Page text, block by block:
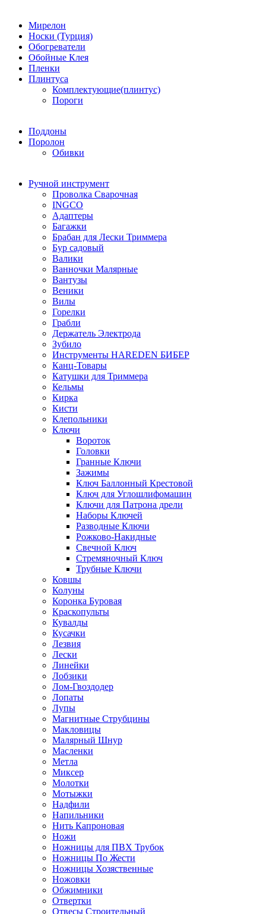
Мирелон
Носки (Турция)
Обогреватели
Обойные Клея
Пленки
Плинтуса
Комплектующие(плинтус)
Пороги
Поддоны
Поролон
Обивки
Ручной инструмент
Проволка Сварочная
INGCO
Адаптеры
Багажки
Брабан для Лески Триммера
Бур садовый
Валики
Ванночки Малярные
Вантузы
Веники
Вилы
Горелки
Грабли
Держатель Электрода
Зубило
Инструменты HAREDEN БИБЕР
Канц-Товары
Катушки для Триммера
Кельмы
Кирка
Кисти
Клепольники
Ключи
Вороток
Головки
Гранные Ключи
Зажимы
Ключ Баллонный Крестовой
Ключ для Углошлифомашин
Ключи для Патрона дрели
Наборы Ключей
Разводные Ключи
Рожково-Накидные
Свечной Ключ
Стремяночный Ключ
Трубные Ключи
Ковшы
Колуны
Коронка Буровая
Краскопульты
Кувалды
Кусачки
Лезвия
Лески
Линейки
Лобзики
Лом-Гвоздодер
Лопаты
Лупы
Магнитные Струбцины
Макловицы
Малярный Шнур
Масленки
Метла
Миксер
Молотки
Мотыжки
Надфили
Напильники
Нить Капроновая
Ножи
Ножницы для ПВХ Трубок
Ножницы По Жести
Ножницы Хозяственные
Ножовки
Обжимники
Отвертки
Отвесы Строительный